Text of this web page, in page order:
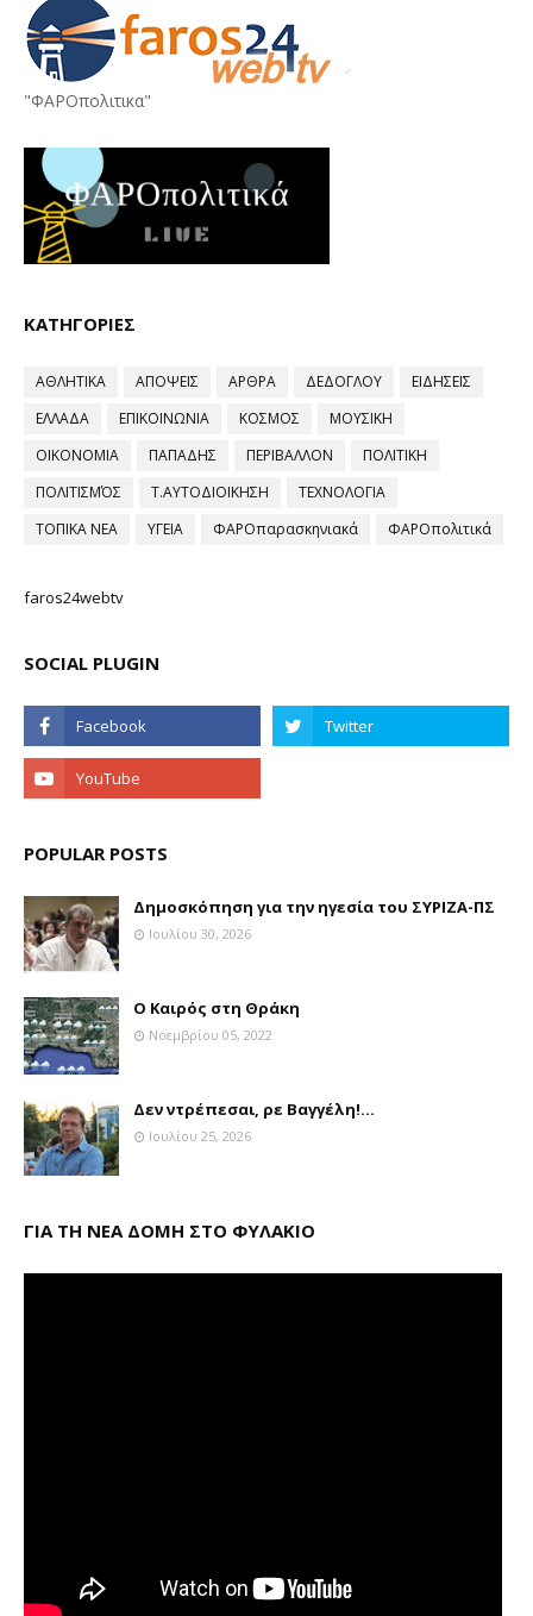
"ΦΑΡΟπολιτικα"
ΚΑΤΗΓΟΡΙΕΣ
ΑΘΛΗΤΙΚΑ ΑΠΟΨΕΙΣ ΑΡΘΡΑ ΔΕΔΟΓΛΟΥ
ΕΙΔΗΣΕΙΣ
ΕΛΛΑΔΑ
ΕΠΙΚΟΙΝΩΝΙΑ ΚΟΣΜΟΣ
ΜΟΥΣΙΚΗ
ΟΙΚΟΝΟΜΙΑ
ΠΑΠΑΔΗΣ ΠΕΡΙΒΑΛΛΟΝ
ΠΟΛΙΤΙΚΗ
ΠΟΛΙΤΙΣΜΌΣ
Τ.ΑΥΤΟΔΙΟΙΚΗΣΗ
ΤΕΧΝΟΛΟΓΙΑ
ΤΟΠΙΚΑ ΝΕΑ
ΥΓΕΙΑ ΦΑΡΟπαρασκηνιακά ΦΑΡΟπολιτικά
faros24webtv
SOCIAL PLUGIN
POPULAR POSTS
Δημοσκόπηση για την ηγεσία του ΣΥΡΙΖΑ-ΠΣ
Ιουλίου 30, 2026
Ο Καιρός στη Θράκη
Νοεμβρίου 05, 2022
Δεν ντρέπεσαι, ρε Βαγγέλη!...
Ιουλίου 25, 2026
ΓΙΑ ΤΗ ΝΕΑ ΔΟΜΗ ΣΤΟ ΦΥΛΑΚΙΟ